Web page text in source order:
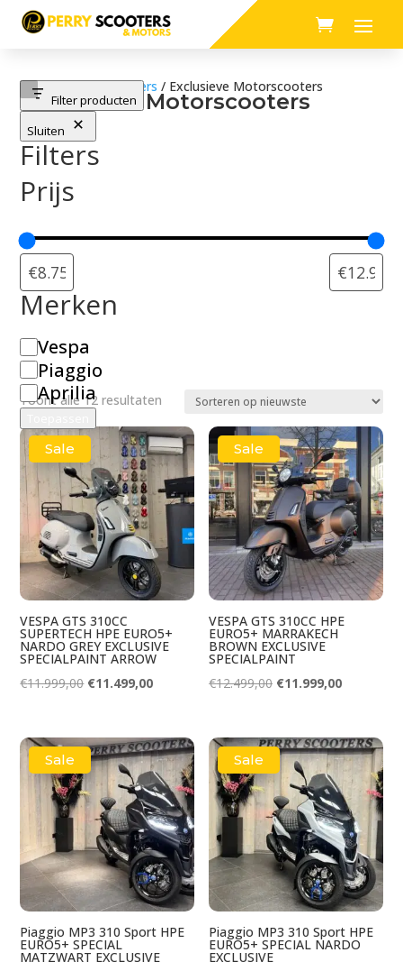
Home/Motorscooters / Exclusieve Motorscooters
Exclusieve Motorscooters
Filter producten
Sluiten
Filters
Prijs
Merken
M
e
r
k
Vespa
Piaggio
Aprilia
Toont alle 12 resultaten Gesorteerd
nieuwste
Sale
VESPA GTS 310CC
SUPERTECH HPE EURO5+
NARDO GREY EXCLUSIVE
SPECIALPAINT ARROW
€11.999,00 Oorspronkelijke
€11.999,00.
€11.499,00Huidige
€11.499,00.
Sale
VESPA GTS 310CC HPE
EURO5+ MARRAKECH
BROWN EXCLUSIVE
SPECIALPAINT
€12.499,00 Oorspronkelijke
€12.499,00.
€11.999,00Huidige
Sale
Piaggio MP3 310 Sport HPE
EURO5+ SPECIAL
MATZWART EXCLUSIVE
Sale
Piaggio MP3 310 Sport HPE
EURO5+ SPECIAL NARDO
EXCLUSIVE